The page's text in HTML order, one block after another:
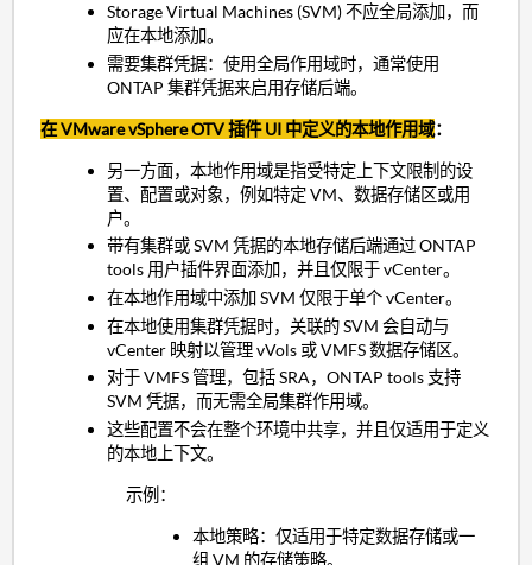
Storage Virtual Machines (SVM) 不应全局添加，而
应在本地添加。
需要集群凭据：使用全局作用域时，通常使用
ONTAP 集群凭据来启用存储后端。
在 VMware vSphere OTV 插件 UI 中定义的本地作用域：
另一方面，本地作用域是指受特定上下文限制的设
置、配置或对象，例如特定 VM、数据存储区或用
户。
带有集群或 SVM 凭据的本地存储后端通过 ONTAP
tools 用户插件界面添加，并且仅限于 vCenter。
在本地作用域中添加 SVM 仅限于单个 vCenter。
在本地使用集群凭据时，关联的 SVM 会自动与
vCenter 映射以管理 vVols 或 VMFS 数据存储区。
对于 VMFS 管理，包括 SRA，ONTAP tools 支持
SVM 凭据，而无需全局集群作用域。
这些配置不会在整个环境中共享，并且仅适用于定义
的本地上下文。
示例：
本地策略：仅适用于特定数据存储或一
组 VM 的存储策略。